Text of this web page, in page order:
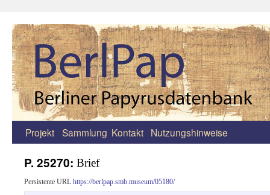
Zum
springen
Projekt Sammlung Kontakt Nutzungshinweise
P. 25270: Brief
Persistente URL https://berlpap.smb.museum/05180/